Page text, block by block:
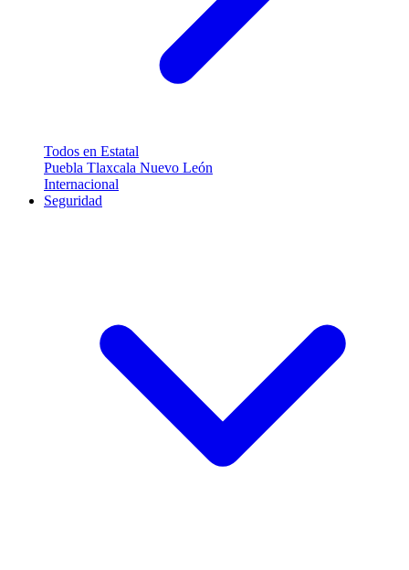
Todos en Estatal
Puebla Tlaxcala Nuevo León
Internacional
Seguridad